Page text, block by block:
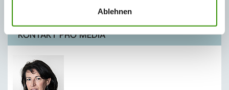
Ablehnen
KONTAKT PRO MÉDIA